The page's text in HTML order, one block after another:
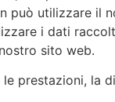
può utilizzare il
i dati
sito web.
prestazioni, la